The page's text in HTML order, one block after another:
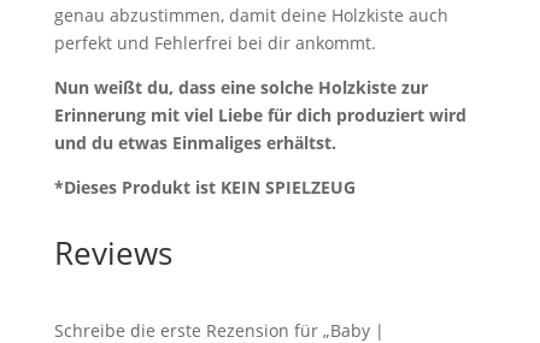
genau abzustimmen, damit deine Holzkiste auch
perfekt und Fehlerfrei bei dir ankommt.
Nun weißt du, dass eine solche Holzkiste zur
Erinnerung mit viel Liebe für dich produziert wird
und du etwas Einmaliges erhältst.
*Dieses Produkt ist KEIN SPIELZEUG
Reviews
Schreibe die erste Rezension für „Baby |